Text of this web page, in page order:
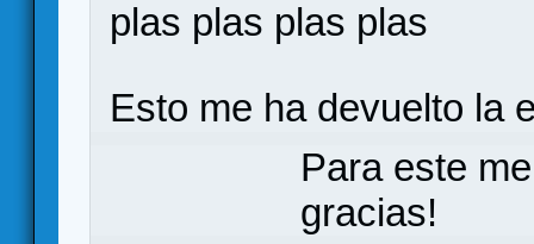
plas plas plas plas
Esto me ha devuelto la
Para este
gracias!